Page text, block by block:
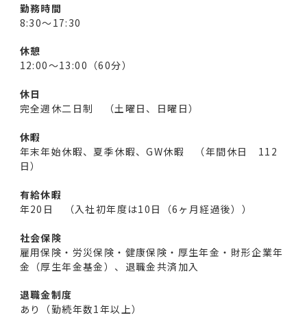
勤務時間
8:30～17:30
休憩
12:00～13:00（60分）
休日
完全週休二日制 （土曜日、日曜日）
休暇
年末年始休暇、夏季休暇、GW休暇 （年間休日 112
日）
有給休暇
年20日 （入社初年度は10日（6ヶ月経過後））
社会保険
雇用保険・労災保険・健康保険・厚生年金・財形企業年
金（厚生年金基金）、退職金共済加入
退職金制度
あり（勤続年数1年以上）